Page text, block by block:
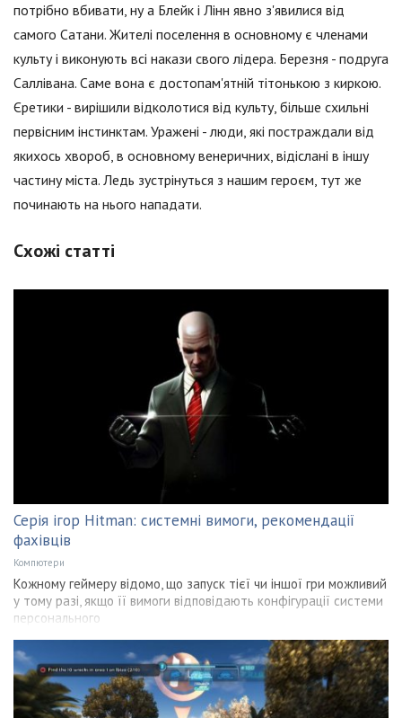
потрібно вбивати, ну а Блейк і Лінн явно з'явилися від
самого Сатани. Жителі поселення в основному є членами
культу і виконують всі накази свого лідера. Березня - подруга
Саллівана. Саме вона є достопам'ятній тітонькою з киркою.
Єретики - вирішили відколотися від культу, більше схильні
первісним інстинктам. Уражені - люди, які постраждали від
якихось хвороб, в основному венеричних, відіслані в іншу
частину міста. Ледь зустрінуться з нашим героєм, тут же
починають на нього нападати.
Схожі статті
Серія ігор Hitman: системні вимоги, рекомендації
фахівців
Компютери
Кожному геймеру відомо, що запуск тієї чи іншої гри можливий
у тому разі, якщо її вимоги відповідають конфігурації системи
персонального